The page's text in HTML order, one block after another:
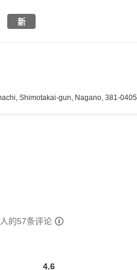
新
Shimotakai-gun, Nagano, 381-0405
的57条评论
4.6